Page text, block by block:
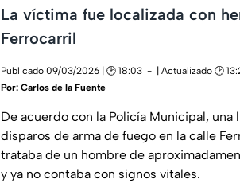
La víctima fue localizada con
Ferrocarril
Publicado 09/03/2026 | 🕑 18:03
| Actualizado 🕑
Por: Carlos de la Fuente
De acuerdo con la Policía Municipal,
disparos de arma de fuego en la calle
trataba de un hombre de
y ya no contaba con signos vitales.